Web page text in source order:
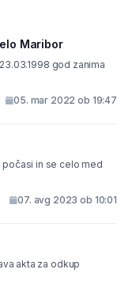
Maribor
god zanima
05. mar 2022 ob 19:47
in se celo med
07. avg 2023 ob 10:01